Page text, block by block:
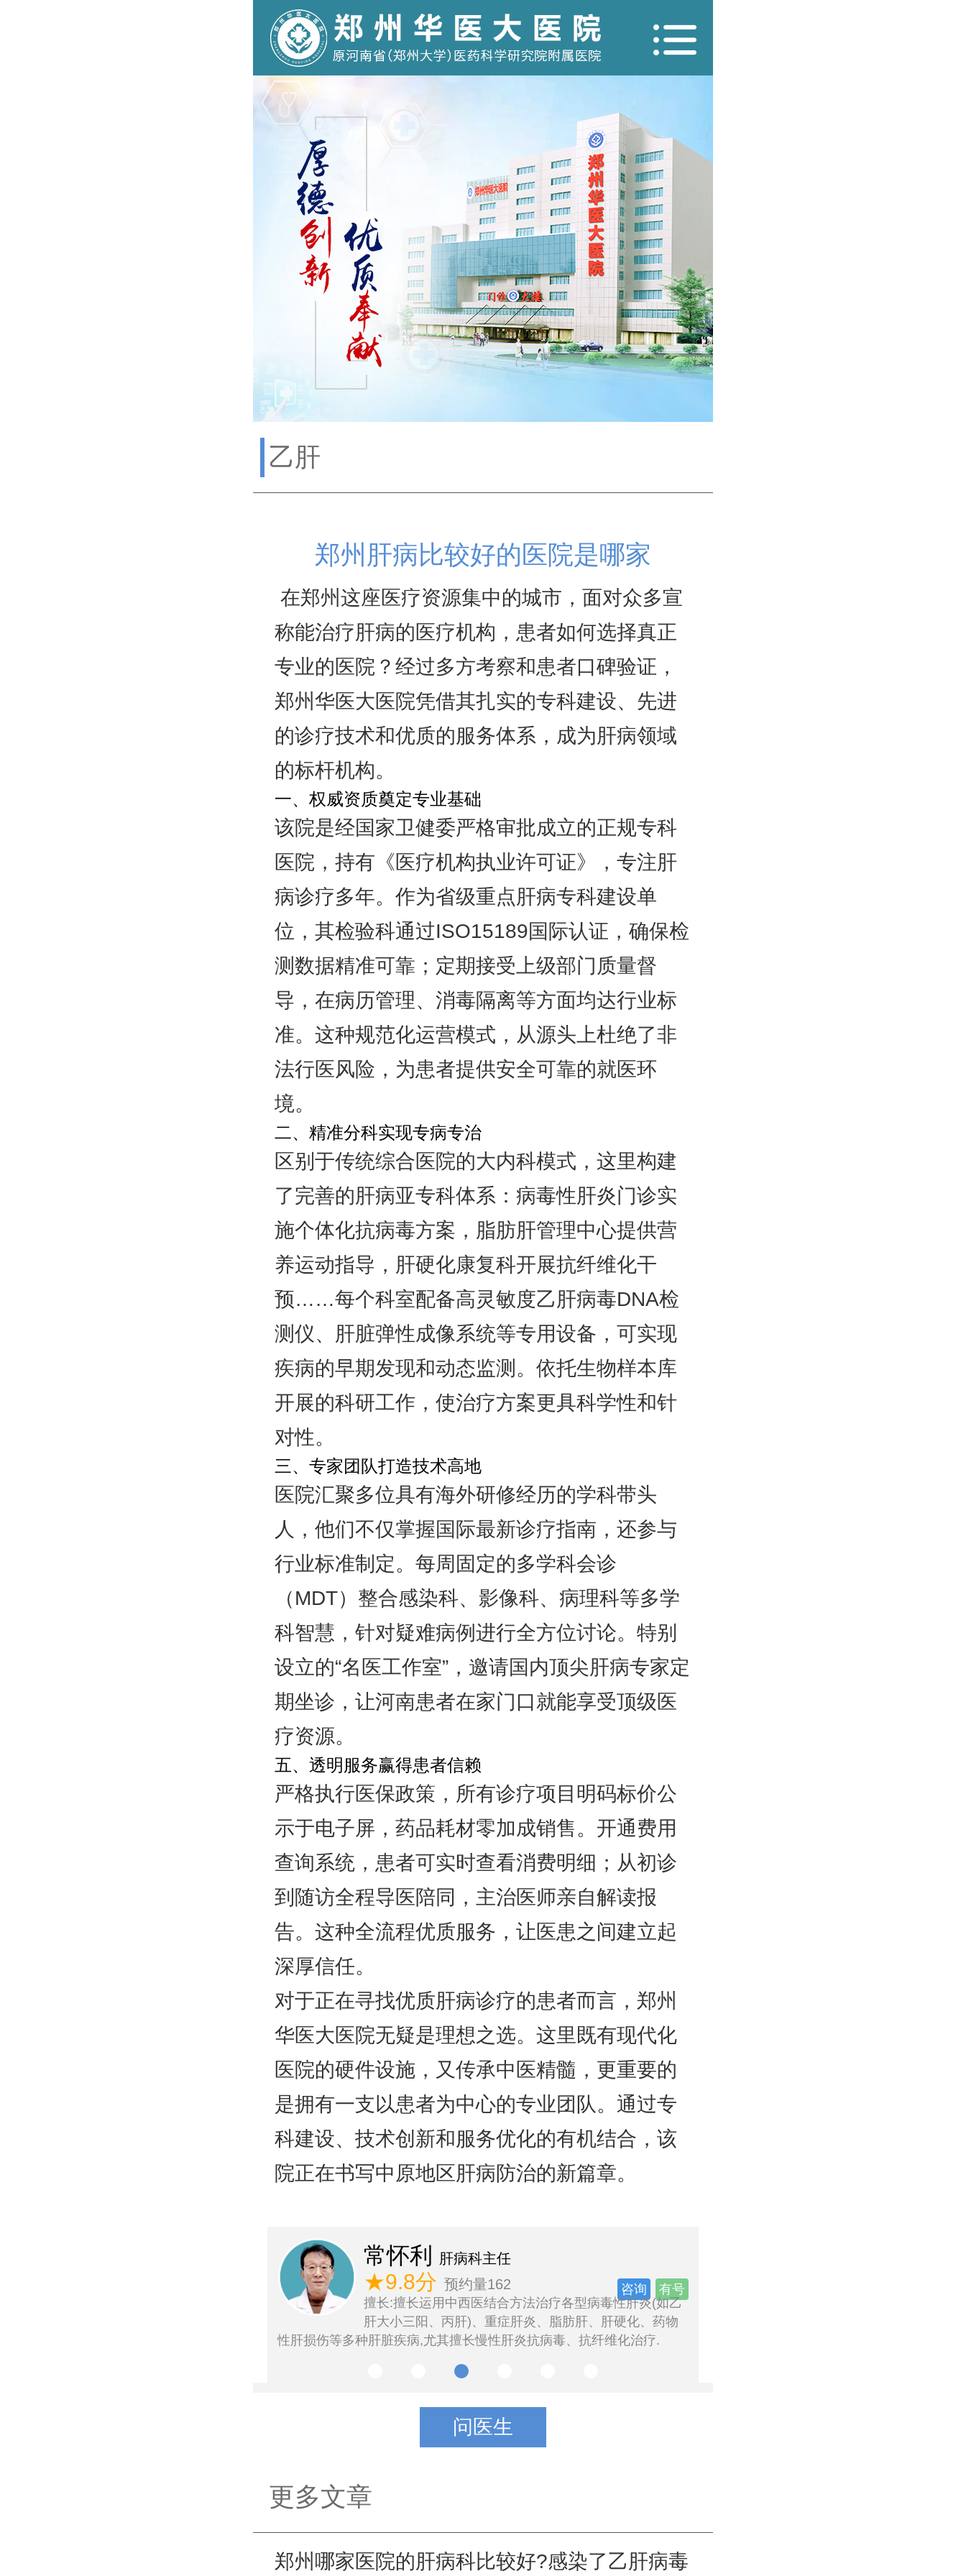
乙肝
郑州肝病比较好的医院是哪家
在郑州这座医疗资源集中的城市，面对众多宣
称能治疗肝病的医疗机构，患者如何选择真正
专业的医院？经过多方考察和患者口碑验证，
郑州华医大医院凭借其扎实的专科建设、先进
的诊疗技术和优质的服务体系，成为肝病领域
的标杆机构。
一、权威资质奠定专业基础
该院是经国家卫健委严格审批成立的正规专科
医院，持有《医疗机构执业许可证》，专注肝
病诊疗多年。作为省级重点肝病专科建设单
位，其检验科通过ISO15189国际认证，确保检
测数据精准可靠；定期接受上级部门质量督
导，在病历管理、消毒隔离等方面均达行业标
准。这种规范化运营模式，从源头上杜绝了非
法行医风险，为患者提供安全可靠的就医环
境。
二、精准分科实现专病专治
区别于传统综合医院的大内科模式，这里构建
了完善的肝病亚专科体系：病毒性肝炎门诊实
施个体化抗病毒方案，脂肪肝管理中心提供营
养运动指导，肝硬化康复科开展抗纤维化干
预……每个科室配备高灵敏度乙肝病毒DNA检
测仪、肝脏弹性成像系统等专用设备，可实现
疾病的早期发现和动态监测。依托生物样本库
开展的科研工作，使治疗方案更具科学性和针
对性。
三、专家团队打造技术高地
医院汇聚多位具有海外研修经历的学科带头
人，他们不仅掌握国际最新诊疗指南，还参与
行业标准制定。每周固定的多学科会诊
（MDT）整合感染科、影像科、病理科等多学
科智慧，针对疑难病例进行全方位讨论。特别
设立的“名医工作室”，邀请国内顶尖肝病专家定
期坐诊，让河南患者在家门口就能享受顶级医
疗资源。
五、透明服务赢得患者信赖
严格执行医保政策，所有诊疗项目明码标价公
示于电子屏，药品耗材零加成销售。开通费用
查询系统，患者可实时查看消费明细；从初诊
到随访全程导医陪同，主治医师亲自解读报
告。这种全流程优质服务，让医患之间建立起
深厚信任。
对于正在寻找优质肝病诊疗的患者而言，郑州
华医大医院无疑是理想之选。这里既有现代化
医院的硬件设施，又传承中医精髓，更重要的
是拥有一支以患者为中心的专业团队。通过专
科建设、技术创新和服务优化的有机结合，该
院正在书写中原地区肝病防治的新篇章。
常怀利 肝病科主任
★9.8分 预约量162
擅长:擅长运用中西医结合方法治疗各型病毒性肝炎(如乙
肝大小三阳、丙肝)、重症肝炎、脂肪肝、肝硬化、药物
性肝损伤等多种肝脏疾病,尤其擅长慢性肝炎抗病毒、抗纤维化治疗.
咨询 有号
问医生
更多文章
郑州哪家医院的肝病科比较好?感染了乙肝病毒